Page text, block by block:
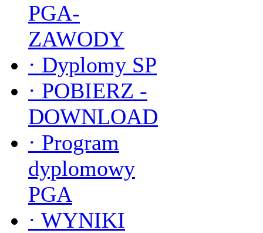
PGA-
ZAWODY
· Dyplomy SP
· POBIERZ -
DOWNLOAD
· Program
dyplomowy
PGA
· WYNIKI